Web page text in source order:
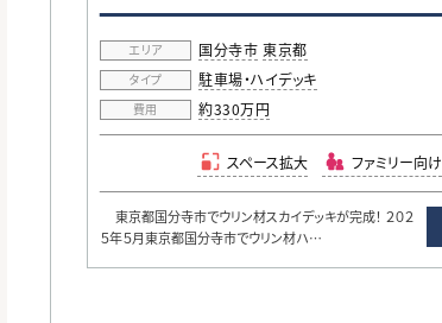
エリア 国分寺市 東京都
タイプ 駐車場・ハイデッキ
費用 約330万円
スペース拡大 ファミリー向け
東京都国分寺市でウリン材スカイデッキが完成！ ２０２
５年５月東京都国分寺市でウリン材ハ…